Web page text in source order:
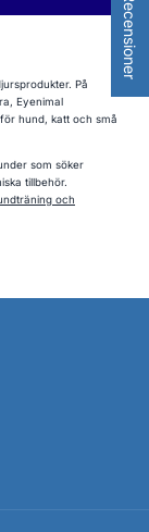
På
Eyenimal
hund, katt och små
som söker
tillbehör.
och
★ Recensioner